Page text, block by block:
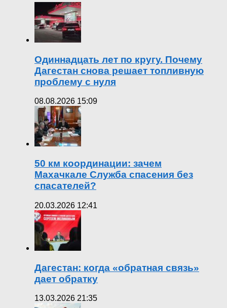
Одиннадцать лет по кругу. Почему
Дагестан снова решает топливную
проблему с нуля
08.08.2026 15:09
50 км координации: зачем
Махачкале Служба спасения без
спасателей?
20.03.2026 12:41
Дагестан: когда «обратная связь»
дает обратку
13.03.2026 21:35